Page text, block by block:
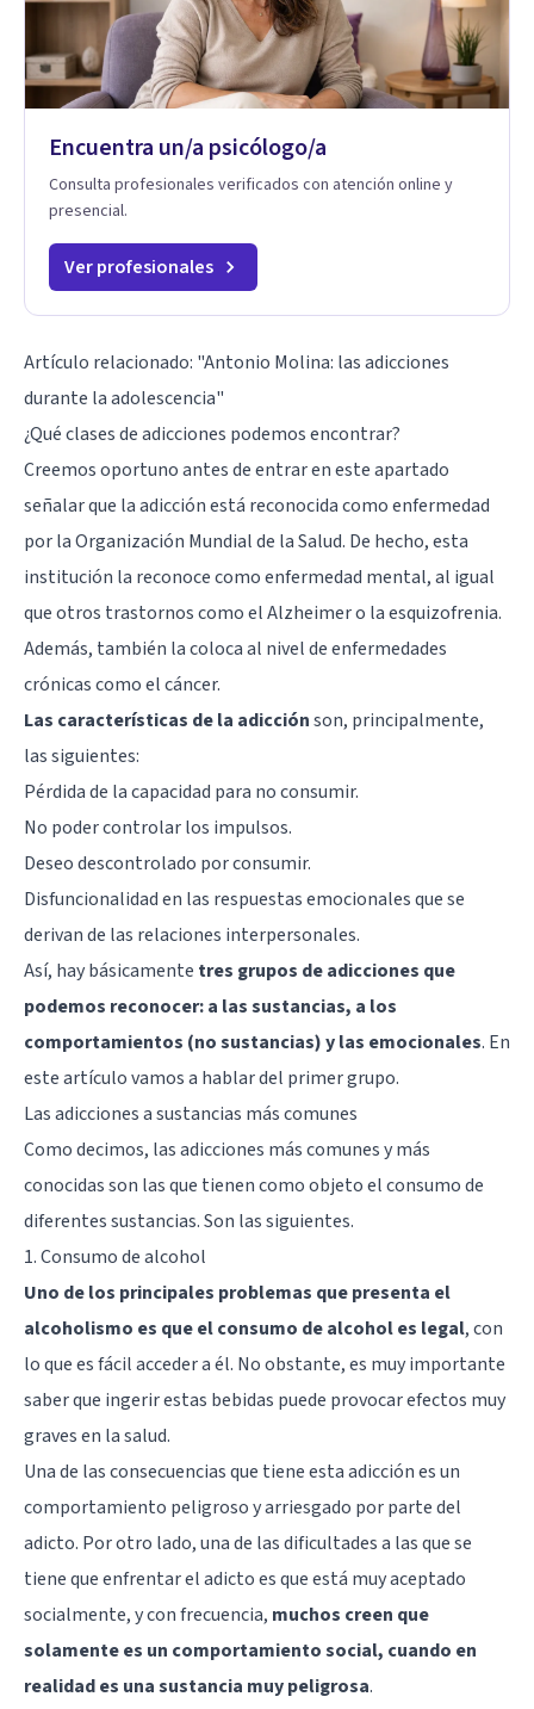
Encuentra un/a psicólogo/a
Consulta profesionales verificados con atención online y
presencial.
Ver profesionales
Artículo relacionado: "Antonio Molina: las adicciones
durante la adolescencia"
¿Qué clases de adicciones podemos encontrar?
Creemos oportuno antes de entrar en este apartado
señalar que la adicción está reconocida como enfermedad
por la Organización Mundial de la Salud. De hecho, esta
institución la reconoce como enfermedad mental, al igual
que otros trastornos como el Alzheimer o la esquizofrenia.
Además, también la coloca al nivel de enfermedades
crónicas como el cáncer.
Las características de la adicciónson, principalmente,
las siguientes:
Pérdida de la capacidad para no consumir.
No poder controlar los impulsos.
Deseo descontrolado por consumir.
Disfuncionalidad en las respuestas emocionales que se
derivan de las relaciones interpersonales.
Así, hay básicamente tres grupos de adicciones que
podemos reconocer: a las sustancias, a los
comportamientos (no sustancias) y las emocionales. En
este artículo vamos a hablar del primer grupo.
Las adicciones a sustancias más comunes
Como decimos, las adicciones más comunes y más
conocidas son las que tienen como objeto el consumo de
diferentes sustancias. Son las siguientes.
1. Consumo de alcohol
Uno de los principales problemas que presenta el
alcoholismo es que el consumo de alcohol es legal, con
lo que es fácil acceder a él. No obstante, es muy importante
saber que ingerir estas bebidas puede provocar efectos muy
graves en la salud.
Una de las consecuencias que tiene esta adicción es un
comportamiento peligroso y arriesgado por parte del
adicto. Por otro lado, una de las dificultades a las que se
tiene que enfrentar el adicto es que está muy aceptado
socialmente, y con frecuencia, muchos creen que
solamente es un comportamiento social, cuando en
realidad es una sustancia muy peligrosa.